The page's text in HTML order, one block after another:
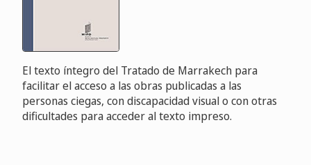
El texto íntegro del Tratado de Marrakech para
facilitar el acceso a las obras publicadas a las
personas ciegas, con discapacidad visual o con otras
dificultades para acceder al texto impreso.